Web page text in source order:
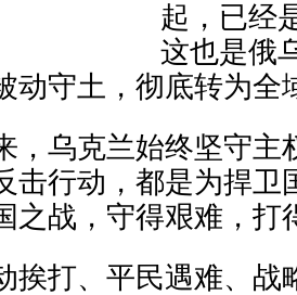
起，已经
这也是俄
动守土，彻底转为全
，乌克兰始终坚守主
击行动，都是为捍卫
之战，守得艰难，打
挨打、平民遇难、战